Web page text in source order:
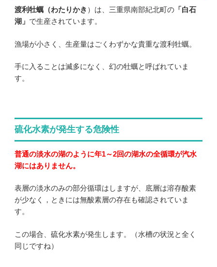
渡利牡蠣（わたりかき ）は、三重県南部紀北町の 「白石
湖」 で生産されています。
漁場が小さく、生産量はごくわずかな貴重な渡利牡蠣。
手に入ることは滅多になく、幻の牡蠣と呼ばれていま
す。
硫化水素が発生する危険性
普通の淡水の湖のように年1～2回の湖水の全循環が汽水
湖にはありません。
表層の淡水のみの部分循環はしますが、底層は溶存酸素
が少なく，ときには無酸素層の存在も確認されていま
す。
この場合、硫化水素が発生します。（水槽の状況と全く
同じですね）